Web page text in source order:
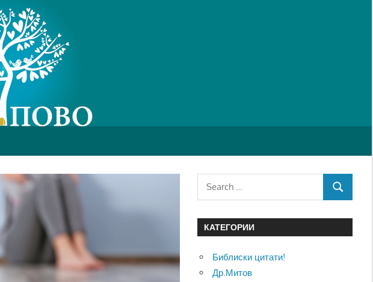
Search
SEARCH
КАТЕГОРИИ
Библиски цитати!
Др.Митов